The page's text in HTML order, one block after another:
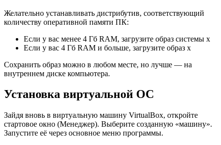
Желательно устанавливать дистрибутив, соответствующий
количеству оперативной памяти ПК:
Если у вас менее 4 Гб RAM, загрузите образ системы x
Если у вас 4 Гб RAM и больше, загрузите образ x
Сохранить образ можно в любом месте, но лучше — на
внутреннем диске компьютера.
Установка виртуальной ОС
Зайдя вновь в виртуальную машину VirtualBox, откройте
стартовое окно (Менеджер). Выберите созданную «машину».
Запустите её через основное меню программы.